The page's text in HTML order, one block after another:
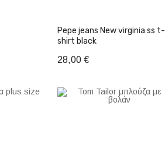
Pepe jeans New virginia ss t-
shirt black
28,00 €